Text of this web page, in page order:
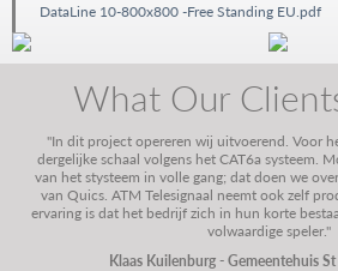
DataLine 10-800x800 -Free Standing EU.pdf
What Our
"In dit project opereren wij uitvoerend. Voor
dergelijke schaal volgens het CAT6a systeem.
van het stysteem in volle gang; dat doen we
van Quics. ATM Telesignaal neemt ook zelf
ervaring is dat het bedrijf zich in hun korte
volwaardige speler."
Klaas Kuilenburg - Gemeentehuis